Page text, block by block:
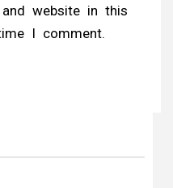
website in this
I comment.